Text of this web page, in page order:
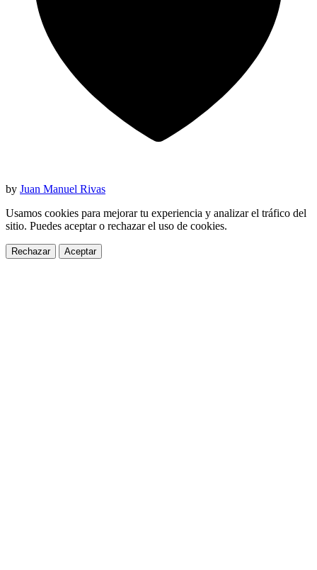
by Juan Manuel Rivas
Usamos cookies para mejorar tu experiencia y analizar el tráfico del
sitio. Puedes aceptar o rechazar el uso de cookies.
Rechazar Aceptar